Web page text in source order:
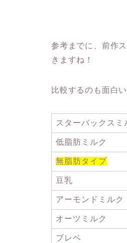
参考までに、前作
きますね！
比較するのも面白い
スターバックスミ
低脂肪ミルク
無脂肪タイプ
豆乳
アーモンドミルク
オーツミルク
ブレベ